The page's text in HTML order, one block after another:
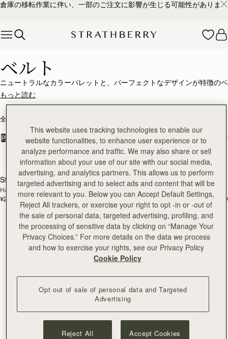
Skip to content
倉庫の移転作業に伴い、一部のご注文に影響が生じる可能性がありま
ベルト
ニュートラルなカラーパレットと、パーフェクトなデザインが特徴のベ
ルトコレクションは、タイムレスなラグジュアリーと長く使える品質が
魅力。最高級カーフレザーを使用。丁寧に仕立てられた、快適さと洗練
さを兼ね備えた、トレンドに流されない長く愛せるアイテムです。
もっと読む
全ての商品を見る
PRODUCTMODEL
絞り込み・並べ替え：
3点のアイテム
再入荷予定
Stockbridge Belt
Hazelnut
¥27,500
再入荷予定
Stockbridge Belt
¥27,500
This website uses tracking technologies to enable our
website functionalities, to enhance user experience or to
analyze performance and traffic. We may also share or sell
information about your use of our site with our social media,
advertising, and analytics partners. This allows us to perform
targeted advertising and to select ads and content that will be
more relevant to you. Below you can Accept Default Settings,
Reject All trackers, or exercise your right to opt -in or -out of
the sale of personal data, targeted advertising, profiling, and
the processing of sensitive data by clicking on “Manage Your
Privacy Choices.” For more details on the data we process
and how to exercise your rights, see our Privacy Policy
Cookie Policy
Opt out of sale of personal data and Targeted
Advertising
Reject All Accept Cookies